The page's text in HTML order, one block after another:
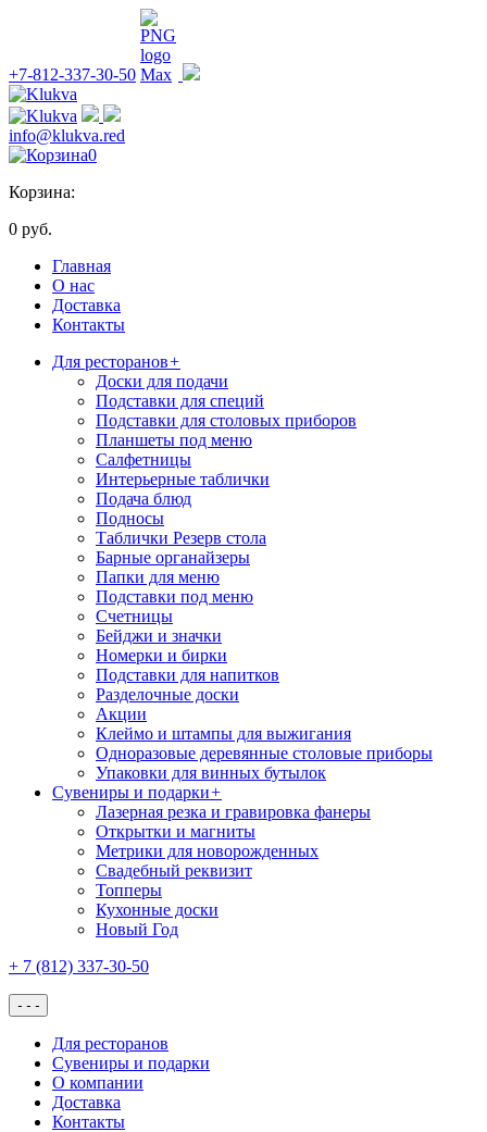
+7-812-337-30-50
info@klukva.red
0
Корзина:
0 руб.
Главная
О нас
Доставка
Контакты
Для ресторанов+
Доски для подачи
Подставки для специй
Подставки для столовых приборов
Планшеты под меню
Салфетницы
Интерьерные таблички
Подача блюд
Подносы
Таблички Резерв стола
Барные органайзеры
Папки для меню
Подставки под меню
Счетницы
Бейджи и значки
Номерки и бирки
Подставки для напитков
Разделочные доски
Акции
Клеймо и штампы для выжигания
Одноразовые деревянные столовые приборы
Упаковки для винных бутылок
Сувениры и подарки+
Лазерная резка и гравировка фанеры
Открытки и магниты
Метрики для новорожденных
Свадебный реквизит
Топперы
Кухонные доски
Новый Год
+ 7 (812) 337-30-50
- - -
Для ресторанов
Сувениры и подарки
О компании
Доставка
Контакты